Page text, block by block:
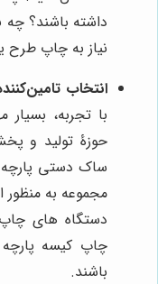
داشته باشند؟
نیاز به چاپ طرح
انتخاب
با تجربه،
حوزۀ تولید و
ساک دستی
مجموعه به منظور
دستگاه های چاپ
چاپ کیسه
باشند.